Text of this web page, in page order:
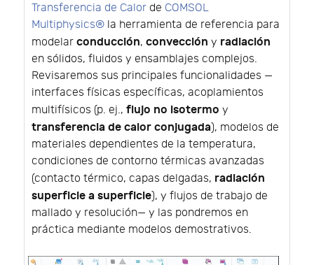
Transferencia de Calor de COMSOL
Multiphysics® la herramienta de referencia para
modelar conducción, convección y radiación
en sólidos, fluidos y ensamblajes complejos.
Revisaremos sus principales funcionalidades —
interfaces físicas específicas, acoplamientos
multifísicos (p. ej., flujo no isotermo y
transferencia de calor conjugada), modelos de
materiales dependientes de la temperatura,
condiciones de contorno térmicas avanzadas
(contacto térmico, capas delgadas, radiación
superficie a superficie), y flujos de trabajo de
mallado y resolución— y las pondremos en
práctica mediante modelos demostrativos.